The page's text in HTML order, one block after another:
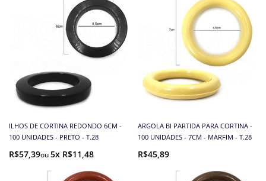
ILHOS DE CORTINA REDONDO 6CM -
100 UNIDADES - PRETO - T.28
R$57,39 5x R$11,48
ARGOLA BI PARTIDA PARA CORTINA -
100 UNIDADES - 7CM - MARFIM - T.28
R$45,89